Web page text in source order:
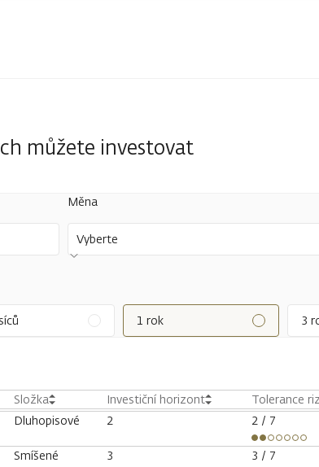
můžete investovat
Měna
Vyberte
1 rok 3
Složka Investiční horizont Tolerance
Dluhopisové 2 2 / 7
Smíšené 3 3 / 7